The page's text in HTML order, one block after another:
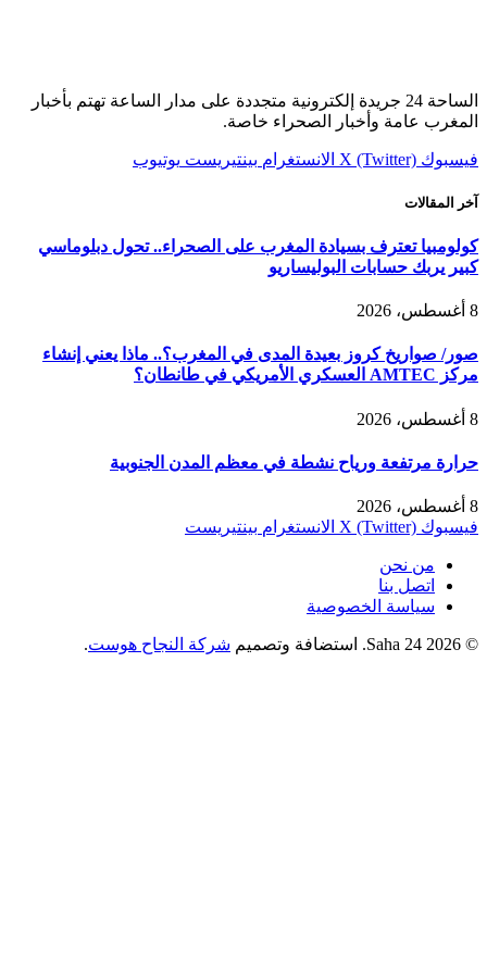
الساحة 24 جريدة إلكترونية متجددة على مدار الساعة تهتم بأخبار
المغرب عامة وأخبار الصحراء خاصة.
فيسبوك X (Twitter) الانستغرام بينتيريست يوتيوب
آخر المقالات
كولومبيا تعترف بسيادة المغرب على الصحراء.. تحول دبلوماسي
كبير يربك حسابات البوليساريو
8 أغسطس، 2026
صور/ صواريخ كروز بعيدة المدى في المغرب؟.. ماذا يعني إنشاء
مركز AMTEC العسكري الأمريكي في طانطان؟
8 أغسطس، 2026
حرارة مرتفعة ورياح نشطة في معظم المدن الجنوبية
8 أغسطس، 2026
فيسبوك X (Twitter) الانستغرام بينتيريست
من نحن
اتصل بنا
سياسة الخصوصية
© 2026 Saha 24. استضافة وتصميم شركة النجاح هوست.